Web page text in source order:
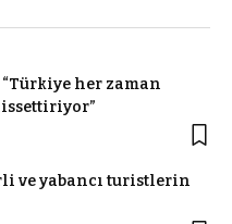
“Türkiye her zaman
ve yabancı turistlerin